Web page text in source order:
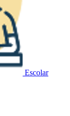
Escolar